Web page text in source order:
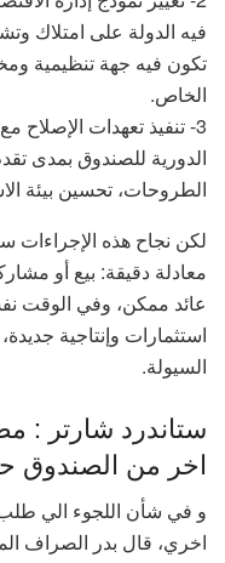
فيه الدولة على امتلاك
تكون فيه جهة تنظيمية
الخاص.
3- تنفيذ تعهدات
الدورية للصندوق بمدى
الطروحات، تحسين بيئة
لكن نجاح هذه الإجراءات
معادلة دقيقة: بيع أو
عائد ممكن، وفي الوقت
استثمارات وإنتاجية
السيولة.
ستاندرد شارتر :
اخر من الصندوق
و في شأن اللجوء الي
اخري، قال بدر الصراف